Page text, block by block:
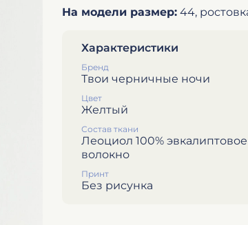
На модели размер: 44,
Характеристики
Бренд
Твои черничные ночи
Цвет
Желтый
Состав ткани
Леоциол 100% эвкалиптовое
волокно
Принт
Без рисунка